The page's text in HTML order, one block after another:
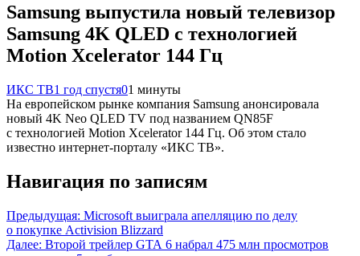
Samsung выпустила новый телевизор
Samsung 4K QLED с технологией
Motion Xcelerator 144 Гц
ИКС ТВ1 год спустя01 минуты
На европейском рынке компания Samsung анонсировала
новый 4K Neo QLED TV под названием QN85F
с технологией Motion Xcelerator 144 Гц. Об этом стало
известно интернет-порталу «ИКС ТВ».
Навигация по записям
Предыдущая: Microsoft выиграла апелляцию по делу
о покупке Activision Blizzard
Далее: Второй трейлер GTA 6 набрал 475 млн просмотров